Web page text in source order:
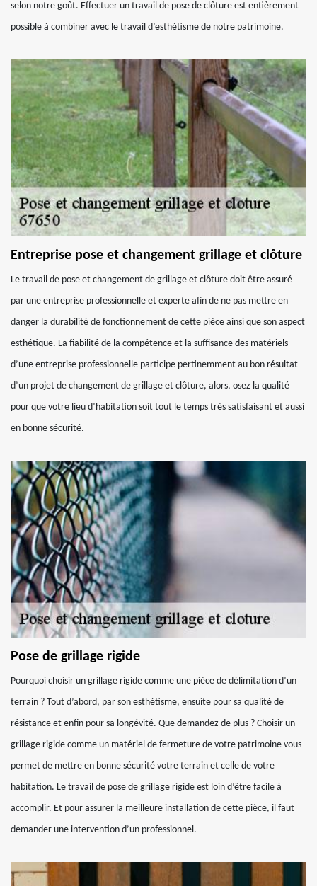
selon notre goût. Effectuer un travail de pose de clôture est entièrement
possible à combiner avec le travail d’esthétisme de notre patrimoine.
Entreprise pose et changement grillage et clôture
Le travail de pose et changement de grillage et clôture doit être assuré
par une entreprise professionnelle et experte afin de ne pas mettre en
danger la durabilité de fonctionnement de cette pièce ainsi que son aspect
esthétique. La fiabilité de la compétence et la suffisance des matériels
d’une entreprise professionnelle participe pertinemment au bon résultat
d’un projet de changement de grillage et clôture, alors, osez la qualité
pour que votre lieu d’habitation soit tout le temps très satisfaisant et aussi
en bonne sécurité.
Pose de grillage rigide
Pourquoi choisir un grillage rigide comme une pièce de délimitation d’un
terrain ? Tout d’abord, par son esthétisme, ensuite pour sa qualité de
résistance et enfin pour sa longévité. Que demandez de plus ? Choisir un
grillage rigide comme un matériel de fermeture de votre patrimoine vous
permet de mettre en bonne sécurité votre terrain et celle de votre
habitation. Le travail de pose de grillage rigide est loin d’être facile à
accomplir. Et pour assurer la meilleure installation de cette pièce, il faut
demander une intervention d’un professionnel.